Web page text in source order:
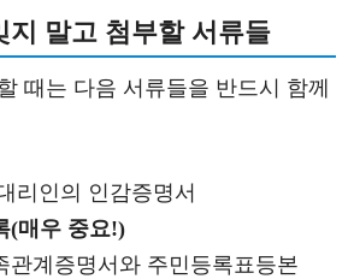
지 말고 첨부할 서류들
때는 다음 서류들을 반드시 함께
리인의 인감증명서
(매우 중요!)
관계증명서와 주민등록표등본